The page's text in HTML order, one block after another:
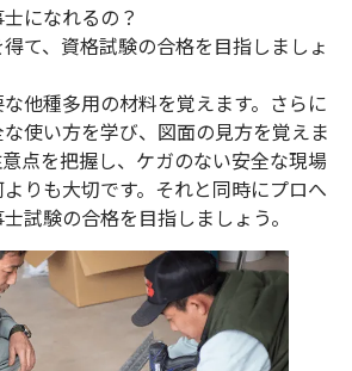
になれるの？
て、資格試験の合格を目指しましょ
他種多用の材料を覚えます。さらに
使い方を学び、図面の見方を覚えま
点を把握し、ケガのない安全な現場
りも大切です。それと同時にプロへ
試験の合格を目指しましょう。